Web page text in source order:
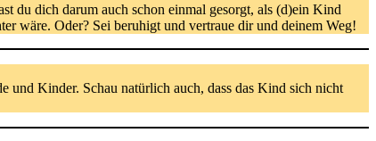
du dich darum auch schon einmal gesorgt, als (d)ein Kind
wäre. Oder? Sei beruhigt und vertraue dir und deinem Weg!
und Kinder. Schau natürlich auch, dass das Kind sich nicht